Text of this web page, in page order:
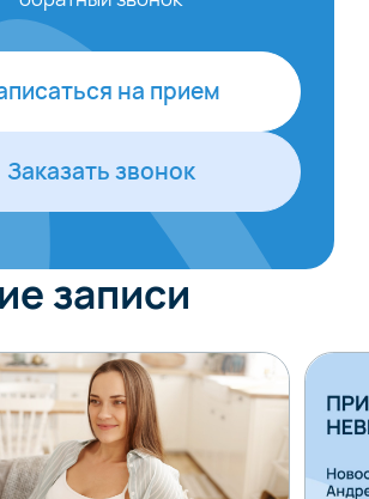
на прием
Заказать звонок
записи